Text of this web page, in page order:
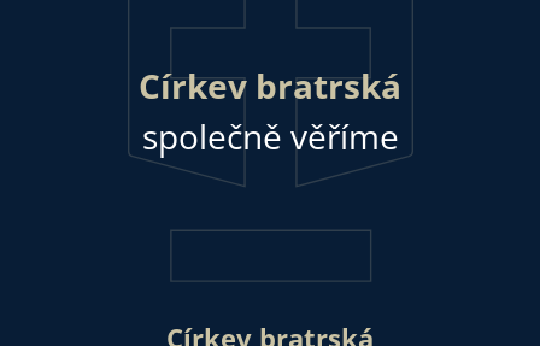
Církev bratrská
společně věříme
Církev bratrská